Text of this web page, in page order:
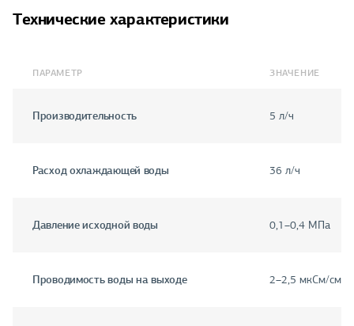
Технические характеристики
ПАРАМЕТР ЗНАЧЕНИЕ
Производительность 5 л/ч
Расход охлаждающей воды 36 л/ч
Давление исходной воды 0,1–0,4 МПа
Проводимость воды на выходе 2–2,5 мкСм/см